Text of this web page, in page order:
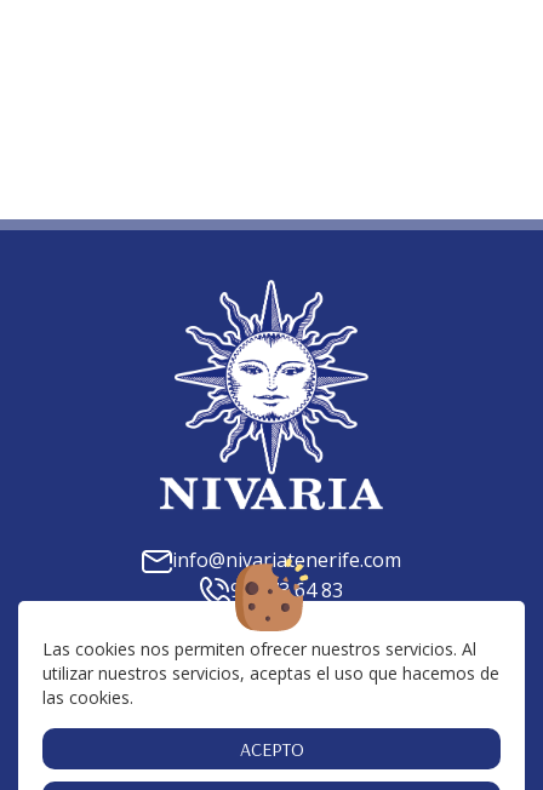
Las cookies nos permiten ofrecer nuestros servicios. Al
utilizar nuestros servicios, aceptas el uso que hacemos de
las cookies.
ACEPTO
info@nivariatenerife.com
922 73 64 83
C. Tilena, 23, 38639, Las Chafiras, Santa Cruz de
Tenerife
Av. San Francisco, 10, 38650, Los Cristianos, Santa
Centro Comercial San Blas, 38639, Golf del Sur,
Santa Cruz de Tenerife